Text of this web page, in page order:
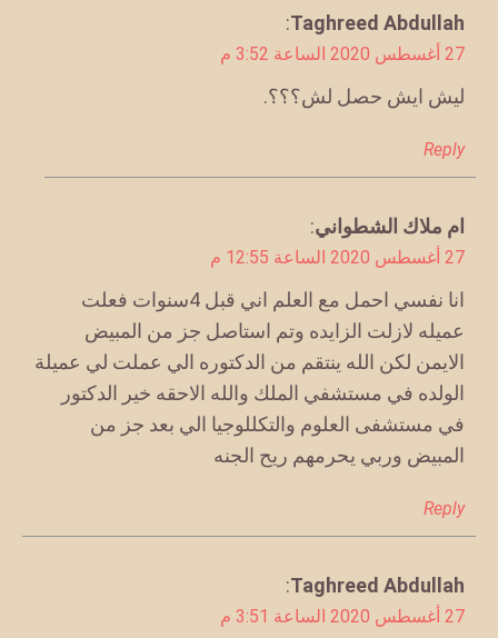
يقول
Taghreed Abdullah
:
27 أغسطس 2020 الساعة 3:52 م
ليش ايش حصل لش؟؟؟.
Reply
يقول
ام ملاك الشطواني:
27 أغسطس 2020 الساعة 12:55 م
انا نفسي احمل مع العلم اني قبل 4سنوات فعلت
عميله لازلت الزايده وتم استاصل جز من المبيض
الايمن لكن الله ينتقم من الدكتوره الي عملت لي عميلة
الولده في مستشفي الملك والله الاحقه خير الدكتور
في مستشفى العلوم والتكللوجيا الي بعد جز من
المبيض وربي يحرمهم ريح الجنه
Reply
يقول
Taghreed Abdullah
:
27 أغسطس 2020 الساعة 3:51 م